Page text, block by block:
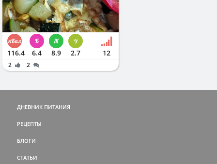
116.4 6.4 8.9 2.7 12
2 2
ДНЕВНИК ПИТАНИЯ
РЕЦЕПТЫ
БЛОГИ
СТАТЬИ